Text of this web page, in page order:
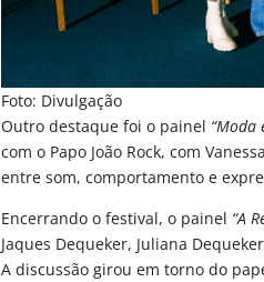
Foto: Divulgação
Outro destaque foi o painel “Moda
com o Papo João Rock, com
entre som, comportamento e
Encerrando o festival, o painel “A
Jaques Dequeker, Juliana
A discussão girou em torno do